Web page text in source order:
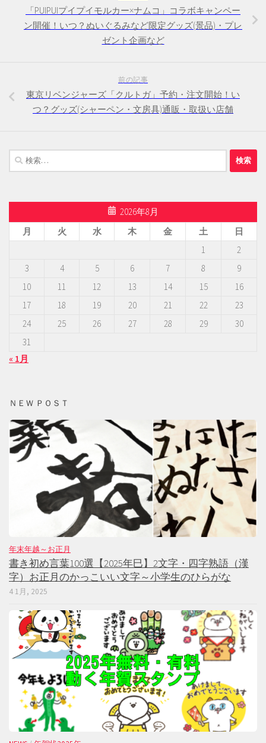
「PUIPUIプイプイモルカー×ナムコ」コラボキャンペー
ン開催！いつ？ぬいぐるみなど限定グッズ(景品)・プレ
ゼント企画など
前の記事
東京リベンジャーズ「クルトガ」予約・注文開始！い
つ？グッズ(シャーペン・文房具)通販・取扱い店舗
検
索:
2026年8月
月
火 水 木 金 土
日
1
2
3
4 5 6 7 8
9
10
11 12 13 14 15
16
17
18 19 20 21 22
23
24
25 26 27 28 29
30
31
« 1月
ＮＥＷ ＰＯＳＴ
年末年越～お正月
書き初め言葉100選【2025年巳】2文字・四字熟語（漢
字）お正月のかっこいい文字～小学生のひらがな
4 1月, 2025